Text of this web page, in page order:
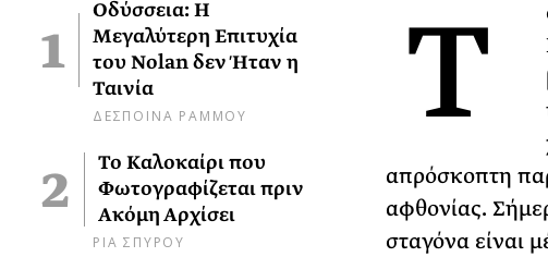
Οδύσσεια: Η
Μεγαλύτερη Επιτυχία
του Nolan δεν Ήταν η
Ταινία
ΔΕΣΠΟΙΝΑ ΡΑΜΜΟΥ
Το Καλοκαίρι που
Φωτογραφίζεται πριν
Ακόμη Αρχίσει
ΡΙΑ ΣΠΥΡΟΥ
Τ
απρόσκοπτη
αφθονίας.
σταγόνα είναι